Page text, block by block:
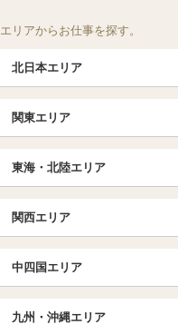
エリアからお仕事を探す。
北日本エリア
北海道（札幌・旭川・函館）
岩手 (盛岡・北上)
福島 (いわき・郡山)
長野・松本・上田
群馬（伊勢崎・高崎・前橋）
関東エリア
大宮・浦和・川口
千葉TOP
松戸・柏
東海・北陸エリア
愛知（名古屋）
北陸
名古屋TOP
関西エリア
京都駅・伏見区
四条烏丸・河原町・祇園四条
中四国エリア
九州・沖縄エリア